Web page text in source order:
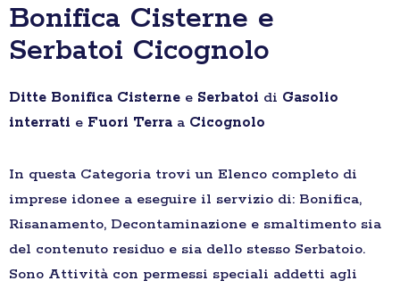
Bonifica Cisterne e
Serbatoi Cicognolo
Ditte Bonifica Cisterne e Serbatoi di Gasolio
interrati e Fuori Terra a Cicognolo
In questa Categoria trovi un Elenco completo di
imprese idonee a eseguire il servizio di: Bonifica,
Risanamento, Decontaminazione e smaltimento sia
del contenuto residuo e sia dello stesso Serbatoio.
Sono Attività con permessi speciali addetti agli